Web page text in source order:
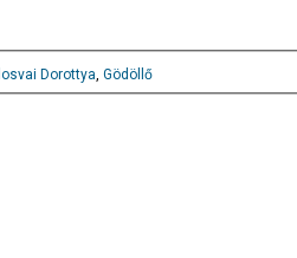
Ilosvai Dorottya, Gödöllő